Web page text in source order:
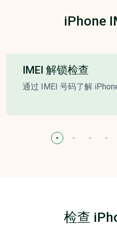
iPhone
IMEI 解锁检查
通过 IMEI 号码了解
检查